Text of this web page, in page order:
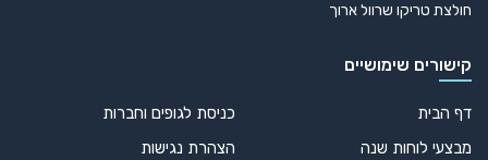
חולצת טריקו שרוול ארוך
קישורים שימושיים
דף הבית
מבצעי לוחות שנה
כניסת לגופים וחברות
הצהרת נגישות